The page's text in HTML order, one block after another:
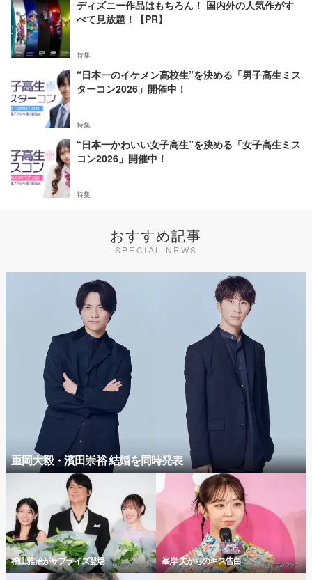
ディズニー作品はもちろん！ 国内外の人気作がす
べて見放題！【PR】
特集
“日本一のイケメン高校生”を決める「男子高生ミス
ターコン2026」開催中！
特集
“日本一かわいい女子高生”を決める「女子高生ミス
コン2026」開催中！
特集
おすすめ記事
SPECIAL NEWS
重岡大毅・濱田崇裕 結婚を同時発表
福山雅治がサプライズ登場 峯岸 夫からのキス告白